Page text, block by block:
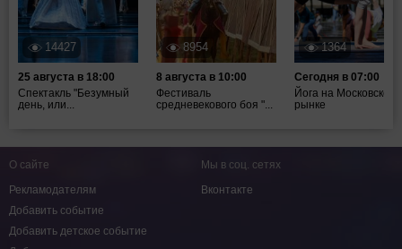
14427
25 августа в 18:00
Спектакль "Безумный
день, или...
8954
8 августа в 10:00
Фестиваль
средневекового боя "...
1364
Сегодня в 07:00
Йога на Московском
рынке
О сайте
Рекламодателям
Добавить событие
Добавить детское событие
Мы в соц. сетях
Вконтакте